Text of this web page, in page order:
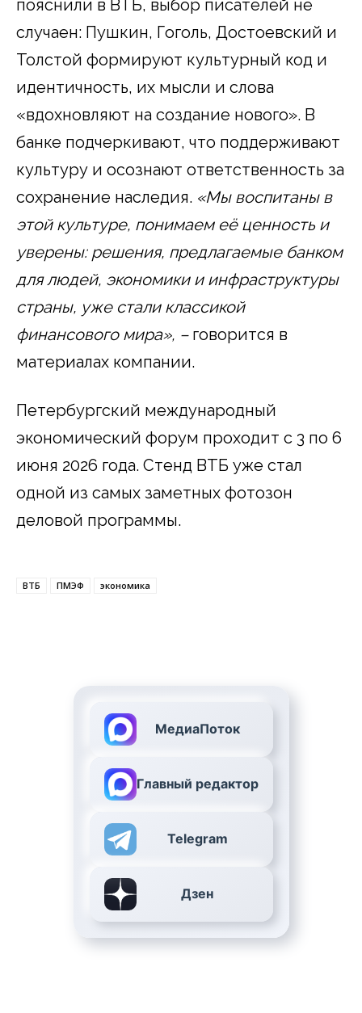
пояснили в ВТБ, выбор писателей не
случаен: Пушкин, Гоголь, Достоевский и
Толстой формируют культурный код и
идентичность, их мысли и слова
«вдохновляют на создание нового». В
банке подчеркивают, что поддерживают
культуру и осознают ответственность за
сохранение наследия. «Мы воспитаны в
этой культуре, понимаем её ценность и
уверены: решения, предлагаемые банком
для людей, экономики и инфраструктуры
страны, уже стали классикой
финансового мира», –говорится в
материалах компании.
Петербургский международный
экономический форум проходит с 3 по 6
июня 2026 года. Стенд ВТБ уже стал
одной из самых заметных фотозон
деловой программы.
ВТБ ПМЭФ экономика
МедиаПоток
Главный редактор
Telegram
Дзен